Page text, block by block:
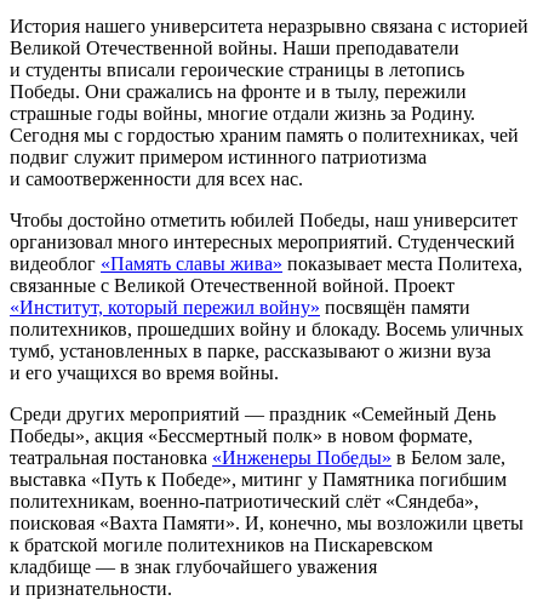
История нашего университета неразрывно связана с историей
Великой Отечественной войны. Наши преподаватели
и студенты вписали героические страницы в летопись
Победы. Они сражались на фронте и в тылу, пережили
страшные годы войны, многие отдали жизнь за Родину.
Сегодня мы с гордостью храним память о политехниках, чей
подвиг служит примером истинного патриотизма
и самоотверженности для всех нас.
Чтобы достойно отметить юбилей Победы, наш университет
организовал много интересных мероприятий. Студенческий
видеоблог «Память славы жива» показывает места Политеха,
связанные с Великой Отечественной войной. Проект
«Институт, который пережил войну» посвящён памяти
политехников, прошедших войну и блокаду. Восемь уличных
тумб, установленных в парке, рассказывают о жизни вуза
и его учащихся во время войны.
Среди других мероприятий — праздник «Семейный День
Победы», акция «Бессмертный полк» в новом формате,
театральная постановка «Инженеры Победы» в Белом зале,
выставка «Путь к Победе», митинг у Памятника погибшим
политехникам, военно-патриотический слёт «Сяндеба»,
поисковая «Вахта Памяти». И, конечно, мы возложили цветы
к братской могиле политехников на Пискаревском
кладбище — в знак глубочайшего уважения
и признательности.